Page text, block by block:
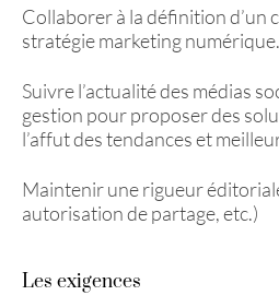
Collaborer à la définition d’un
stratégie marketing numérique.
Suivre l’actualité des médias
gestion pour proposer des
l’affut des tendances et
Maintenir une rigueur
autorisation de partage, etc.)
Les exigences